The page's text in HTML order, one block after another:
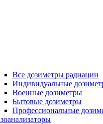
Все дозиметры радиации
Индивидуальные
Военные дозиметры
Бытовые дозиметры
Профессиональные